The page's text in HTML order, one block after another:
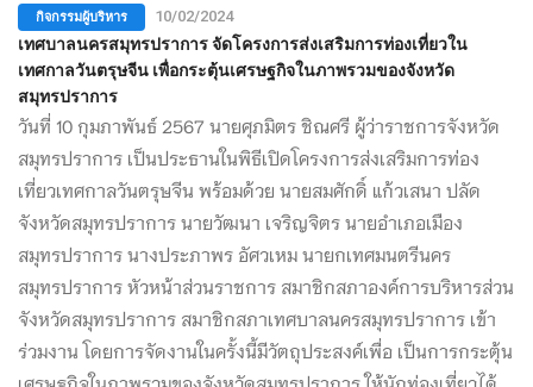
กิจกรรมผู้บริหาร 10/02/2024
เทศบาลนครสมุทรปราการ จัดโครงการส่งเสริมการท่องเที่ยวใน
เทศกาลวันตรุษจีน เพื่อกระตุ้นเศรษฐกิจในภาพรวมของจังหวัด
สมุทรปราการ
วันที่ 10 กุมภาพันธ์ 2567 นายศุภมิตร ชิณศรี ผู้ว่าราชการจังหวัด
สมุทรปราการ เป็นประธานในพิธีเปิดโครงการส่งเสริมการท่อง
เที่ยวเทศกาลวันตรุษจีน พร้อมด้วย นายสมศักดิ์ แก้วเสนา ปลัด
จังหวัดสมุทรปราการ นายวัฒนา เจริญจิตร นายอำเภอเมือง
สมุทรปราการ นางประภาพร อัศวเหม นายกเทศมนตรีนคร
สมุทรปราการ หัวหน้าส่วนราชการ สมาชิกสภาองค์การบริหารส่วน
จังหวัดสมุทรปราการ สมาชิกสภาเทศบาลนครสมุทรปราการ เข้า
ร่วมงาน โดยการจัดงานในครั้งนี้มีวัตถุประสงค์เพื่อ เป็นการกระตุ้น
เศรษฐกิจในภาพรวมของจังหวัดสมุทรปราการ ให้นักท่องเที่ยวได้